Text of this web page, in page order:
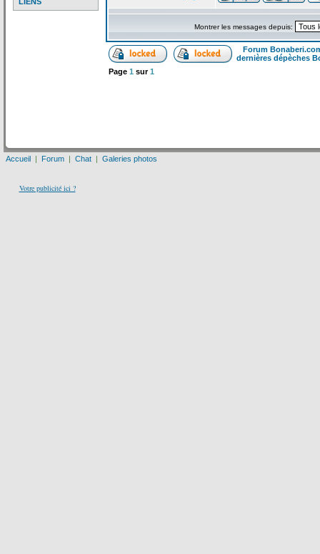
Montrer les messages depuis:
Forum
dernières dépèches
Page 1 sur1
Accueil | Forum | Chat | Galeries photos
Votre publicité ici ?